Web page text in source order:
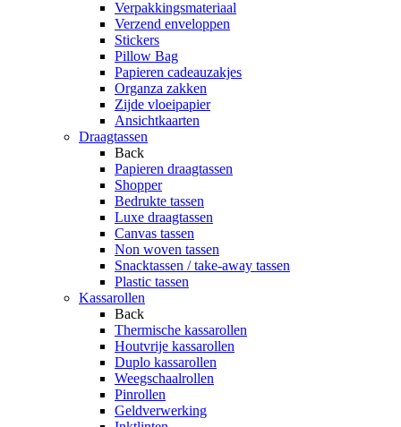
Verpakkingsmateriaal
Verzend enveloppen
Stickers
Pillow Bag
Papieren cadeauzakjes
Organza zakken
Zijde vloeipapier
Ansichtkaarten
Draagtassen
Back
Papieren draagtassen
Shopper
Bedrukte tassen
Luxe draagtassen
Canvas tassen
Non woven tassen
Snacktassen / take-away tassen
Plastic tassen
Kassarollen
Back
Thermische kassarollen
Houtvrije kassarollen
Duplo kassarollen
Weegschaalrollen
Pinrollen
Geldverwerking